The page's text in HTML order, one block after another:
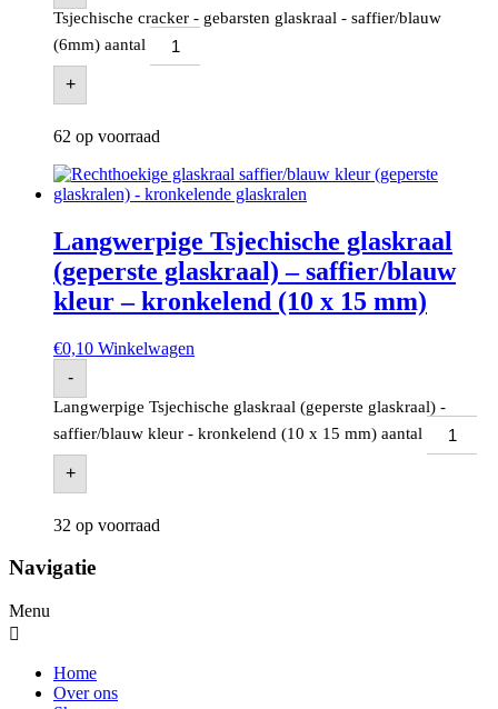
Tsjechische cracker - gebarsten glaskraal - saffier/blauw
(6mm) aantal
+
62 op voorraad
Langwerpige Tsjechische glaskraal
(geperste glaskraal) – saffier/blauw
kleur – kronkelend (10 x 15 mm)
€0,10 Winkelwagen
-
Langwerpige Tsjechische glaskraal (geperste glaskraal) -
saffier/blauw kleur - kronkelend (10 x 15 mm) aantal
+
32 op voorraad
Navigatie
Menu
Home
Over ons